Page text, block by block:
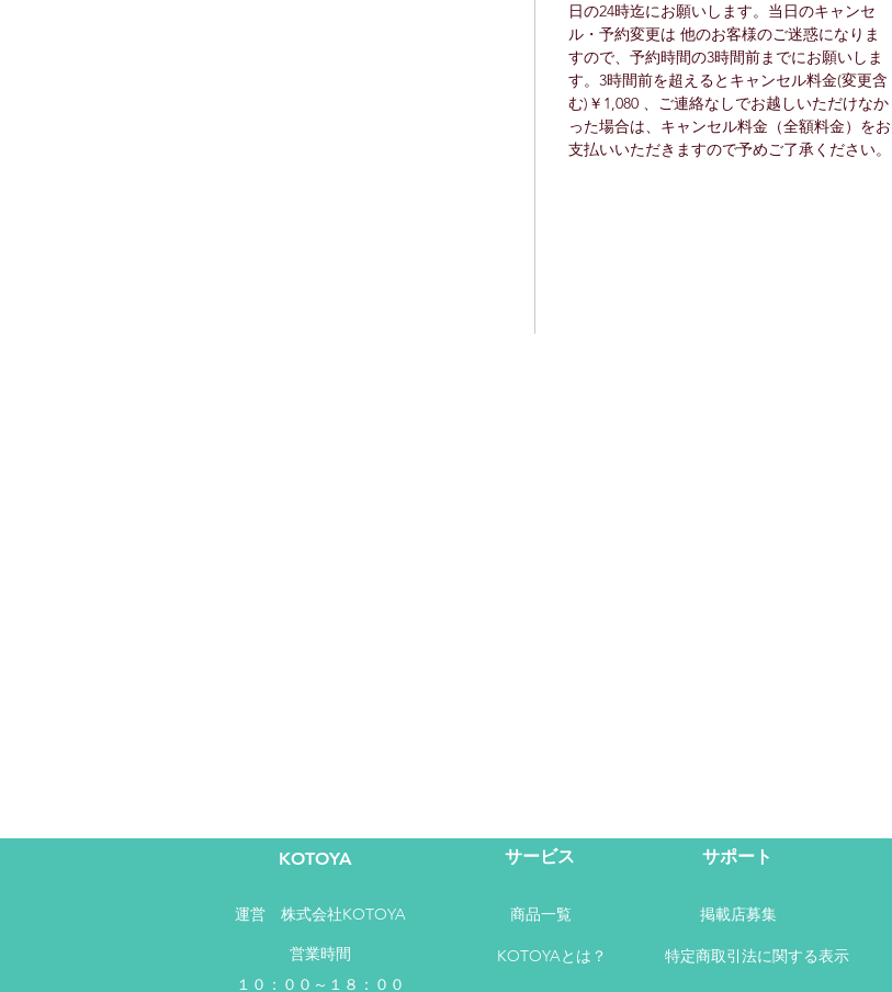
日の24時迄にお願いします。当日のキャンセ
ル・予約変更は 他のお客様のご迷惑になりま
すので、予約時間の3時間前までにお願いしま
す。3時間前を超えるとキャンセル料金(変更含
む)￥1,080 、ご連絡なしでお越しいただけなか
った場合は、キャンセル料金（全額料金）をお
支払いいただきますので予めご了承ください。
KOTOYA サービス サポート
運営​ 株式会社KOTOYA 商品一覧
掲載店募集
営業時間
１０：００～１８：００
KOTOYAとは？ 特定商取引法に関する表示